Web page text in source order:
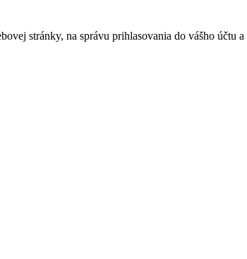
stránky, na správu prihlasovania do vášho účtu